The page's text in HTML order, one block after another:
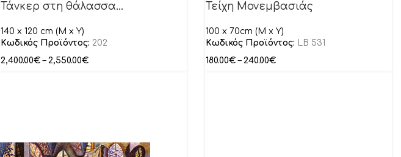
Τάνκερ στη θάλασσα…
140 x 120 cm (M x Y)
Κωδικός Προϊόντος: 202
2,400.00€ – 2,550.00€
Τείχη Μονεμβασιάς
100 x 70cm (M x Y)
Κωδικός Προϊόντος: LB 531
180.00€ – 240.00€